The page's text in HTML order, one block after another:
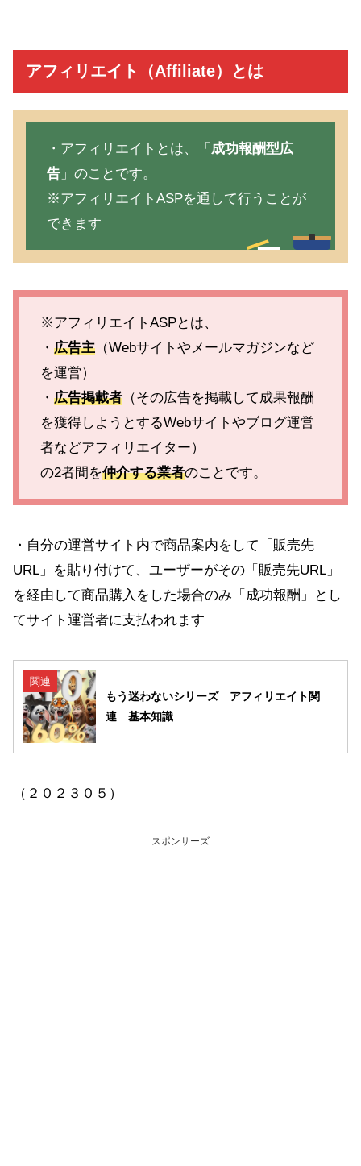
アフィリエイト（Affiliate）とは
・アフィリエイトとは、「 成功報酬型広
告」のことです。
※アフィリエイトASPを通して行うことが
できます
※アフィリエイトASPとは、
・ 広告主（Webサイトやメールマガジンなど
を運営）
・ 広告掲載者（その広告を掲載して成果報酬
を獲得しようとするWebサイトやブログ運営
者などアフィリエイター）
の2者間を仲介する業者のことです。
・自分の運営サイト内で商品案内をして「販売先
URL」を貼り付けて、ユーザーがその「販売先URL」
を経由して商品購入をした場合のみ「成功報酬」とし
てサイト運営者に支払われます
関連
もう迷わないシリーズ アフィリエイト関
連 基本知識
（２０２３０５）
スポンサーズ